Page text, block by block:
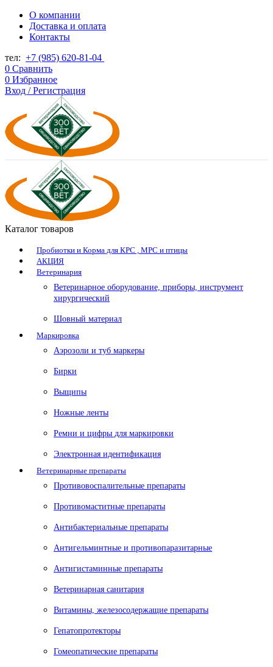
О компании
Доставка и оплата
Контакты
тел: +7 (985) 620-81-04
0 Сравнить
0 Избранное
Вход / Регистрация
Каталог товаров
Пробиотки и Корма для КРС , МРС и птицы
АКЦИЯ
Ветеринария
Ветеринарное оборудование, приборы, инструмент
хирургический
Шовный материал
Маркировка
Аэрозоли и туб маркеры
Бирки
Выщипы
Ножные ленты
Ремни и цифры для маркировки
Электронная идентификация
Ветеринарные препараты
Противовоспалительные препараты
Противомаститные препараты
Антибактериальные препараты
Антигельминтные и противопаразитарные
Антигистаминные препараты
Ветеринарная санитария
Витамины, железосодержащие препараты
Гепатопротекторы
Гомеопатические препараты